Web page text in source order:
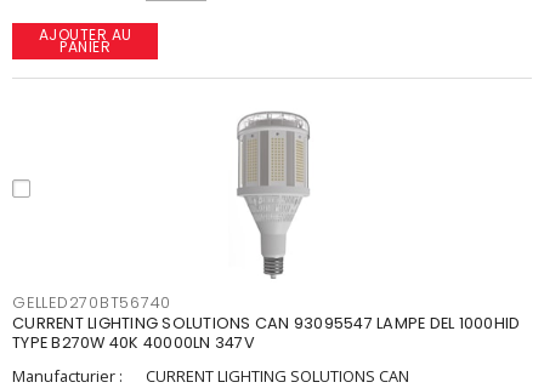
AJOUTER AU
PANIER
GELLED270BT56740
CURRENT LIGHTING SOLUTIONS CAN 93095547 LAMPE DEL 1000HID
TYPE B270W 40K 40000LN 347V
Manufacturier :
CURRENT LIGHTING SOLUTIONS CAN